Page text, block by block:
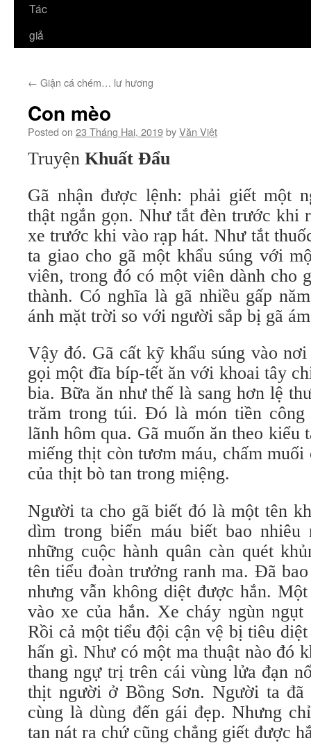
Tác
giả
← Giận cá chém… lư hương
Con mèo
Posted on 23 Tháng Hai, 2019byVăn Việt
Truyện Khuất Đẩu
Gã nhận được lệnh: phải giết một
thật ngắn gọn. Như tắt đèn trước khi
xe trước khi vào rạp hát. Như tắt
ta giao cho gã một khẩu súng với
viên, trong đó có một viên dành cho
thành. Có nghĩa là gã nhiều gấp
ánh mặt trời so với người sắp bị gã
Vậy đó. Gã cất kỹ khẩu súng vào
gọi một đĩa bíp-tết ăn với khoai tây
bia. Bữa ăn như thế là sang hơn lệ
trăm trong túi. Đó là món tiền
lãnh hôm qua. Gã muốn ăn theo kiểu
miếng thịt còn tươm máu, chấm muối
của thịt bò tan trong miệng.
Người ta cho gã biết đó là một tên
dìm trong biển máu biết bao
những cuộc hành quân càn quét
tên tiểu đoàn trưởng ranh ma. Đã
nhưng vẫn không diệt được hắn.
vào xe của hắn. Xe cháy ngùn ngụt
Rồi cả một tiểu đội cận vệ bị tiêu
hấn gì. Như có một ma thuật nào đó
thang ngự trị trên cái vùng lửa đạn
thịt người ở Bồng Sơn. Người ta đã
cùng là dùng đến gái đẹp. Nhưng
tan nát ra chứ cũng chẳng giết được